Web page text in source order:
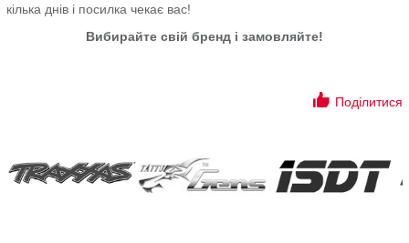
кілька днів і посилка чекає вас!
Вибирайте свій бренд і замовляйте!
Поділитися